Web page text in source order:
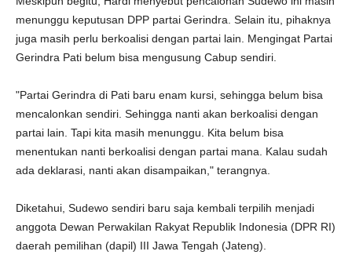
menunggu keputusan DPP partai Gerindra. Selain itu, pihaknya
juga masih perlu berkoalisi dengan partai lain. Mengingat Partai
Gerindra Pati belum bisa mengusung Cabup sendiri.
"Partai Gerindra di Pati baru enam kursi, sehingga belum bisa
mencalonkan sendiri. Sehingga nanti akan berkoalisi dengan
partai lain. Tapi kita masih menunggu. Kita belum bisa
menentukan nanti berkoalisi dengan partai mana. Kalau sudah
ada deklarasi, nanti akan disampaikan," terangnya.
Diketahui, Sudewo sendiri baru saja kembali terpilih menjadi
anggota Dewan Perwakilan Rakyat Republik Indonesia (DPR RI)
daerah pemilihan (dapil) III Jawa Tengah (Jateng).